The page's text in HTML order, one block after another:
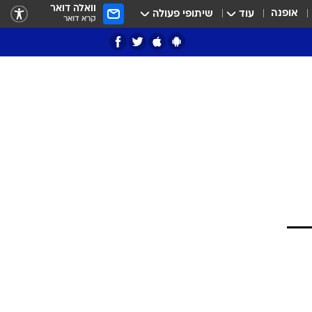
אופנה עוד שיתופי פעולה וואלה דואר
קרא דואר